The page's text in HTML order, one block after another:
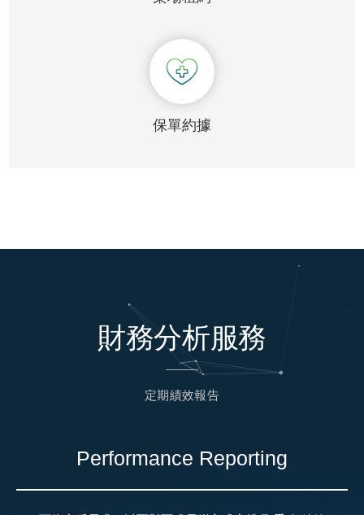
保單約據
財務分析服務
定期績效報告
Performance Reporting